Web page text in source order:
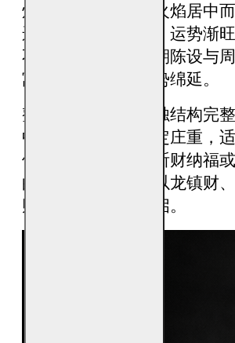
焰」之势。点燃后火焰居中
运启动、能量聚焦、运势渐
不躁不烈，适合长期陈设与
寓意财库常在、运势绵延。
整组祥龙纳财酥油烛结构完
中，摆放后画面稳定庄重，
供奉、重要节气、祈财纳福
的核心供烛，寓意以龙镇财
财势与福运同步开启。